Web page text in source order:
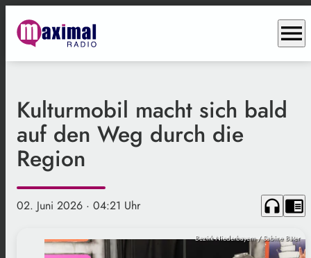
menu
Kulturmobil macht sich bald
auf den Weg durch die
Region
02. Juni 2026 · 04:21 Uhr headphones chrome_reader_mode
Bezirk Niederbayern / Sabine Bäter